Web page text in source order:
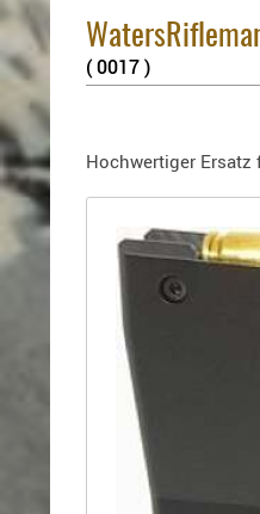
Kopfschutz
Tragesysteme
Grundplatten
Holster
Holster
Holster
Holster
( 0017 )
Hochwertiger